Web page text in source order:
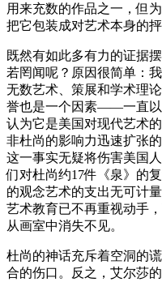
用来充数的作品之一，但
把它包装成对艺术本身的抨
既然有如此多有力的证据
若罔闻呢？原因很简单：
无数艺术、策展和学术理
誉也是一个因素——一直以
认为它是美国对现代艺术
非杜尚的影响力迅速扩张
这一事实无疑将伤害美国
们对杜尚约17件《泉》的
的观念艺术的支出无可计
艺术教育已不再重视动手
从画室中消失不见。
杜尚的神话充斥着空洞的
合的伤口。反之，艾尔莎